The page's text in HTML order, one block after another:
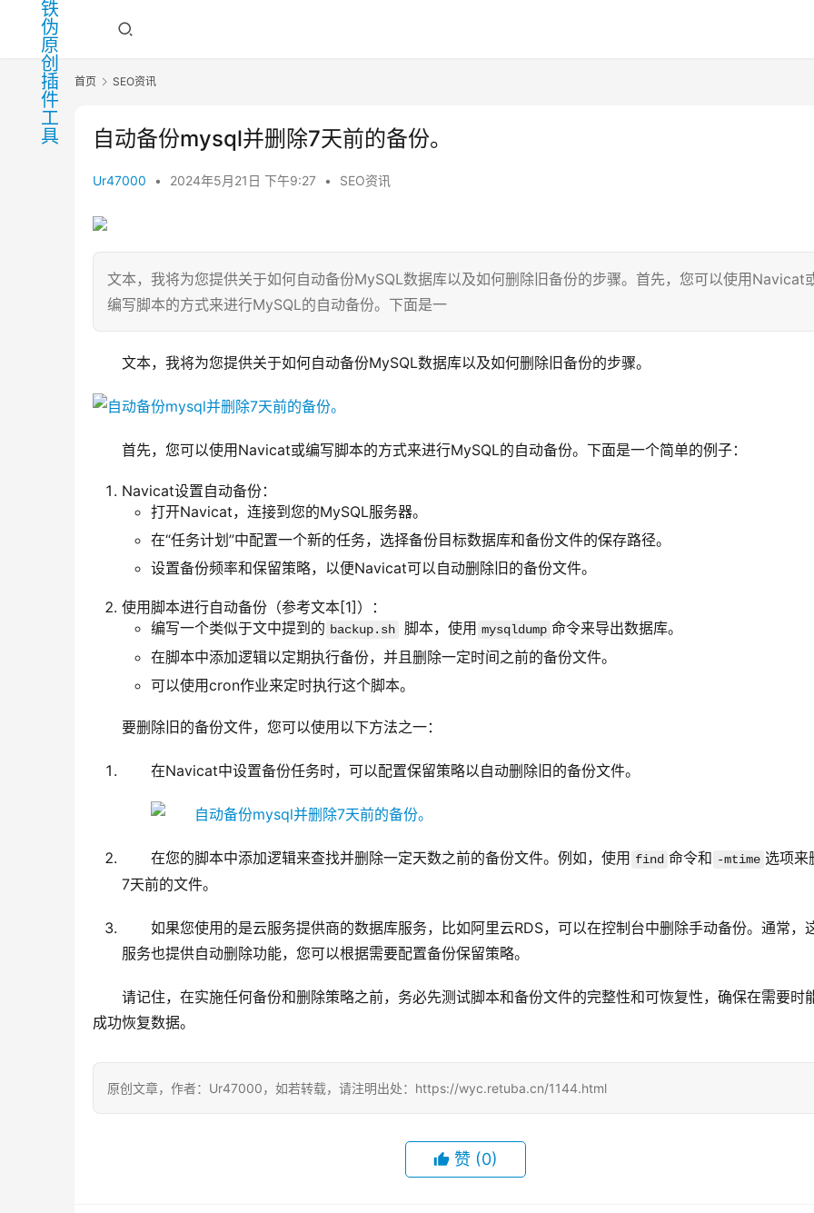
首页 SEO资讯
自动备份mysql并删除7天前的备份。
Ur47000 • 2024年5月21日 下午9:27 • SEO资讯
文本，我将为您提供关于如何自动备份MySQL数据库以及如何删除旧备份的步骤。首先，您可以使用Navicat
编写脚本的方式来进行MySQL的自动备份。下面是一
文本，我将为您提供关于如何自动备份MySQL数据库以及如何删除旧备份的步骤。
首先，您可以使用Navicat或编写脚本的方式来进行MySQL的自动备份。下面是一个简单的例子：
Navicat设置自动备份：
打开Navicat，连接到您的MySQL服务器。
在“任务计划”中配置一个新的任务，选择备份目标数据库和备份文件的保存路径。
设置备份频率和保留策略，以便Navicat可以自动删除旧的备份文件。
使用脚本进行自动备份（参考文本[1]）：
编写一个类似于文中提到的 backup.sh 脚本，使用 mysqldump 命令来导出数据库。
在脚本中添加逻辑以定期执行备份，并且删除一定时间之前的备份文件。
可以使用cron作业来定时执行这个脚本。
要删除旧的备份文件，您可以使用以下方法之一：
在Navicat中设置备份任务时，可以配置保留策略以自动删除旧的备份文件。
在您的脚本中添加逻辑来查找并删除一定天数之前的备份文件。例如，使用 find 命令和 -mtime 选项来
7天前的文件。
如果您使用的是云服务提供商的数据库服务，比如阿里云RDS，可以在控制台中删除手动备份。通常，
服务也提供自动删除功能，您可以根据需要配置备份保留策略。
请记住，在实施任何备份和删除策略之前，务必先测试脚本和备份文件的完整性和可恢复性，确保在需要时
成功恢复数据。
原创文章，作者：Ur47000，如若转载，请注明出处：https://wyc.retuba.cn/1144.html
赞 (0)